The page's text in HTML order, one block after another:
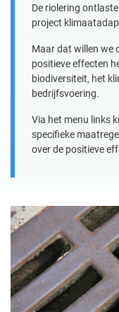
De riolering
project
Maar dat willen we
positieve effecten
biodiversiteit, het
bedrijfsvoering.
Via het menu links
specifieke
over de positieve